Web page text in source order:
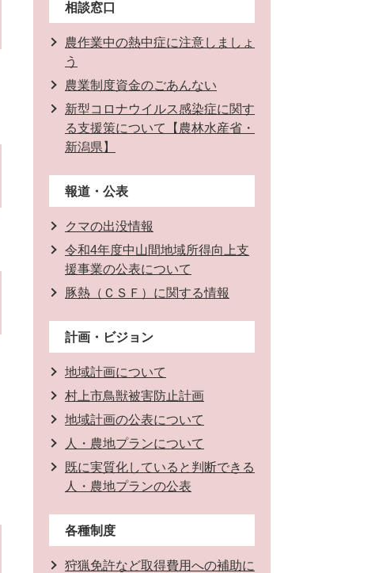
相談窓口
農作業中の熱中症に注意しましょ
う
農業制度資金のごあんない
新型コロナウイルス感染症に関す
る支援策について【農林水産省・
新潟県】
報道・公表
クマの出没情報
令和4年度中山間地域所得向上支
援事業の公表について
豚熱（ＣＳＦ）に関する情報
計画・ビジョン
地域計画について
村上市鳥獣被害防止計画
地域計画の公表について
人・農地プランについて
既に実質化していると判断できる
人・農地プランの公表
各種制度
狩猟免許など取得費用への補助に